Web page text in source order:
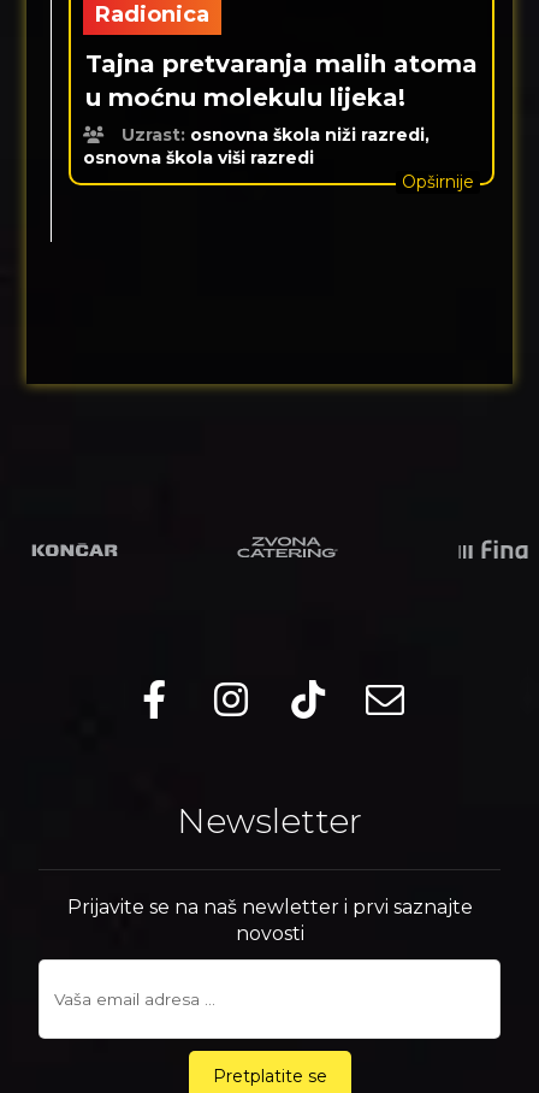
Radionica
Tajna pretvaranja malih atoma
u moćnu molekulu lijeka!
Uzrast: osnovna škola niži razredi,
osnovna škola viši razredi
Opširnije
Newsletter
Prijavite se na naš newletter i prvi saznajte
novosti
Pretplatite se